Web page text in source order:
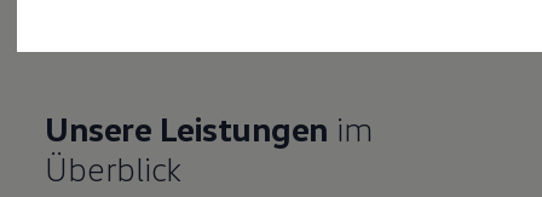
Software Updates
Service und Ersatzteile
Inspektion und HU/AU
Unsere Leistungen im
Überblick